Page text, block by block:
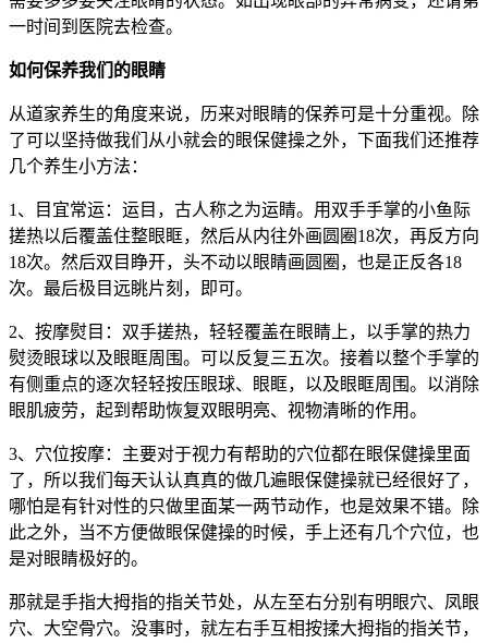
一时间到医院去检查。
如何保养我们的眼睛
从道家养生的角度来说，历来对眼睛的保养可是十分重视。除
了可以坚持做我们从小就会的眼保健操之外，下面我们还推荐
几个养生小方法：
1、目宜常运：运目，古人称之为运睛。用双手手掌的小鱼际
搓热以后覆盖住整眼眶，然后从内往外画圆圈18次，再反方向
18次。然后双目睁开，头不动以眼睛画圆圈，也是正反各18
次。最后极目远眺片刻，即可。
2、按摩熨目：双手搓热，轻轻覆盖在眼睛上，以手掌的热力
熨烫眼球以及眼眶周围。可以反复三五次。接着以整个手掌的
有侧重点的逐次轻轻按压眼球、眼眶，以及眼眶周围。以消除
眼肌疲劳，起到帮助恢复双眼明亮、视物清晰的作用。
3、穴位按摩：主要对于视力有帮助的穴位都在眼保健操里面
了，所以我们每天认认真真的做几遍眼保健操就已经很好了，
哪怕是有针对性的只做里面某一两节动作，也是效果不错。除
此之外，当不方便做眼保健操的时候，手上还有几个穴位，也
是对眼睛极好的。
那就是手指大拇指的指关节处，从左至右分别有明眼穴、凤眼
穴、大空骨穴。没事时，就左右手互相按揉大拇指的指关节，